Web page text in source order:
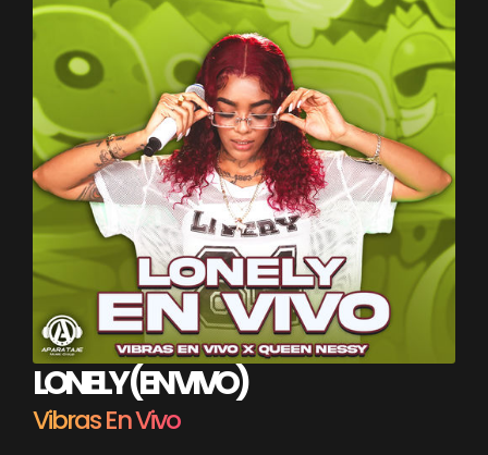
LONELY (EN VIVO)
Vibras En Vivo